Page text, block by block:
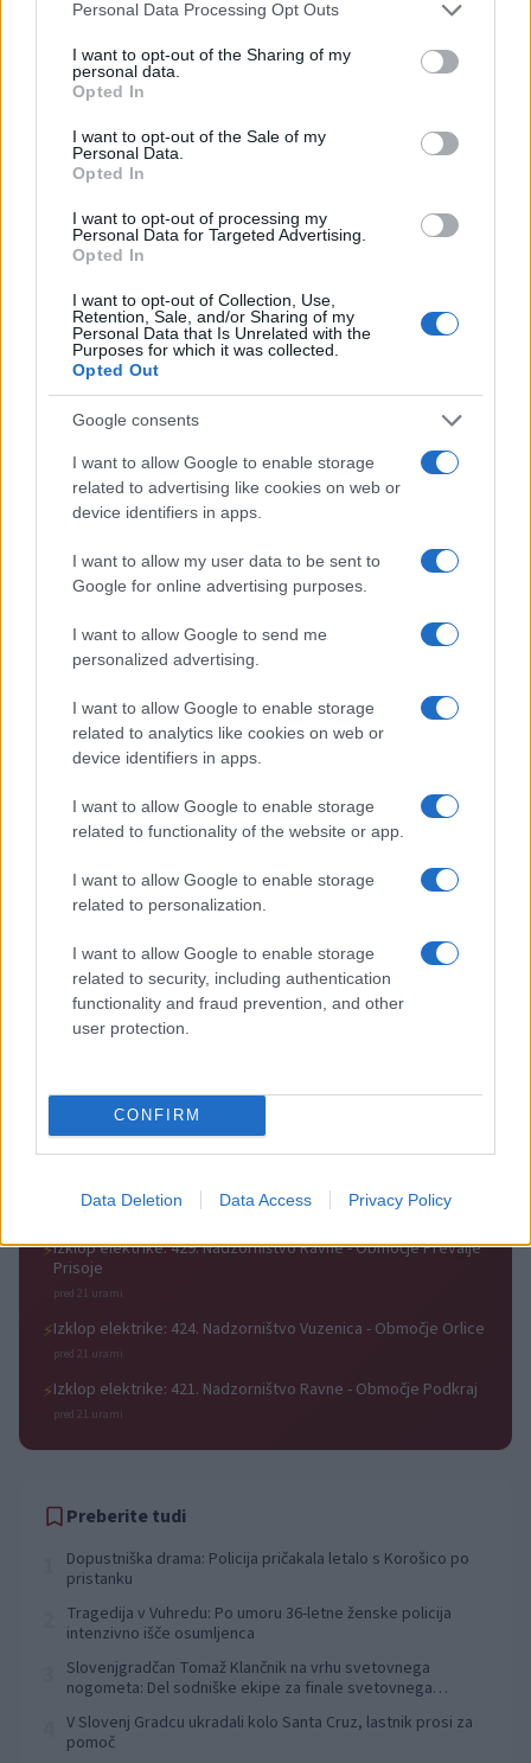
Please note that this website/app uses one or more Google
not limited to your visit or usage behaviour. You may click to
grant or deny consent to Google and its third-party tags to
use your data for below specified purposes in below Google
consent section.
Personal Data Processing Opt Outs
I want to opt-out of the Sharing of my
personal data.
Opted In
I want to opt-out of the Sale of my
Personal Data.
Opted In
I want to opt-out of processing my
Personal Data for Targeted Advertising.
Opted In
I want to opt-out of Collection, Use,
Retention, Sale, and/or Sharing of my
Personal Data that Is Unrelated with the
Purposes for which it was collected.
Opted Out
Google consents
I want to allow Google to enable storage
related to advertising like cookies on web or
device identifiers in apps.
I want to allow my user data to be sent to
Google for online advertising purposes.
I want to allow Google to send me
personalized advertising.
I want to allow Google to enable storage
related to analytics like cookies on web or
device identifiers in apps.
I want to allow Google to enable storage
related to functionality of the website or app.
I want to allow Google to enable storage
related to personalization.
I want to allow Google to enable storage
related to security, including authentication
functionality and fraud prevention, and other
user protection.
CONFIRM
Data Deletion Data Access Privacy Policy
Več iz kraja Dravograd
Koroška slavi državne prvake v
pripravljajo sprejem
košarkarjev
Do novembra zaradi sanacije
delna zapora občinske ceste v
Dravogradu
Kovinska ograja po meri: kako
izbrati material, polnilo in
izvedbo
Več iz kategorije Novice
V OTP banki opozarjajo na
skimmingom
goriv
Na Koroško prihaja
avtomobilski spektakel:
Rohnenje motorjev, dvoboji na
progah in atraktivni Car Meet
Plohe in nevihte bodo do
večera zajele večji del države
Obvestila
⚡
Anton na Pohorju
pred 21 urami
⚡Izklop elektrike: 429. Nadzorništvo Ravne - Območje Prevalje
Prisoje
pred 21 urami
⚡Izklop elektrike: 424. Nadzorništvo Vuzenica - Območje Orlice
pred 21 urami
⚡Izklop elektrike: 421. Nadzorništvo Ravne - Območje Podkraj
pred 21 urami
Preberite tudi
Dopustniška drama: Policija pričakala letalo s Korošico po
pristanku
Tragedija v Vuhredu: Po umoru 36-letne ženske policija
intenzivno išče osumljenca
Slovenjgradčan Tomaž Klančnik na vrhu svetovnega
nogometa: Del sodniške ekipe za finale svetovnega
V Slovenj Gradcu ukradali kolo Santa Cruz, lastnik prosi za
pomoč